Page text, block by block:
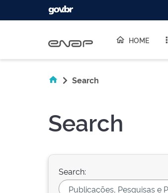
HOME
Search
Search
Search: